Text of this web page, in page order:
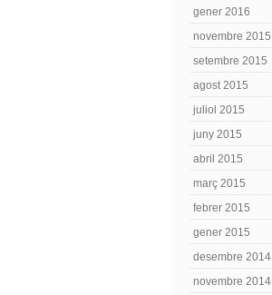
gener 2016
novembre 2015
setembre 2015
agost 2015
juliol 2015
juny 2015
abril 2015
març 2015
febrer 2015
gener 2015
desembre 2014
novembre 2014